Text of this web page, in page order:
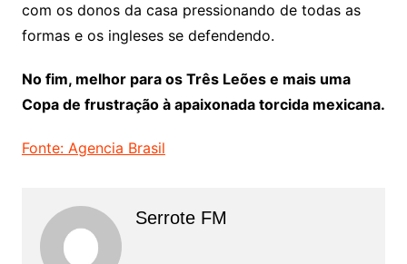
com os donos da casa pressionando de todas as
formas e os ingleses se defendendo.
No fim, melhor para os Três Leões e mais uma
Copa de frustração à apaixonada torcida mexicana.
Fonte: Agencia Brasil
Serrote FM